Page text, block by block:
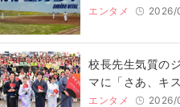
エンタメ 2026/
校長先生気質の
マに「さあ、キ
エンタメ 2026/